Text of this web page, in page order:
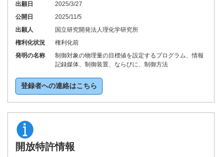
出願日
2025/3/27
公開日
2025/11/5
出願人
国立研究開発法人理化学研究所
権利化状況
権利化前
発明の名称
制御対象の物理量の目標値を設定するプログラム、情報
記録媒体、制御装置、ならびに、制御方法
登録者への連絡はこちら
開放特許情報